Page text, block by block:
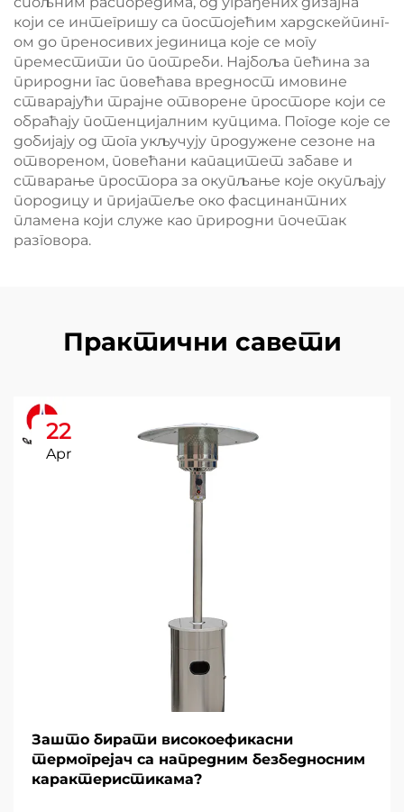
који се интегришу са постојећим хардскейпинг-
ом до преносивих јединица које се могу
преместити по потреби. Најбоља пећина за
природни гас повећава вредност имовине
стварајући трајне отворене просторе који се
обраћају потенцијалним купцима. Погоде које се
добијају од тога укључују продужене сезоне на
отвореном, повећани капацитет забаве и
стварање простора за окупљање које окупљају
породицу и пријатеље око фасцинантних
пламена који служе као природни почетак
разговора.
Практични савети
22
Apr
Зашто бирати високоефикасни
термогрејач са напредним безбедносним
карактеристикама?